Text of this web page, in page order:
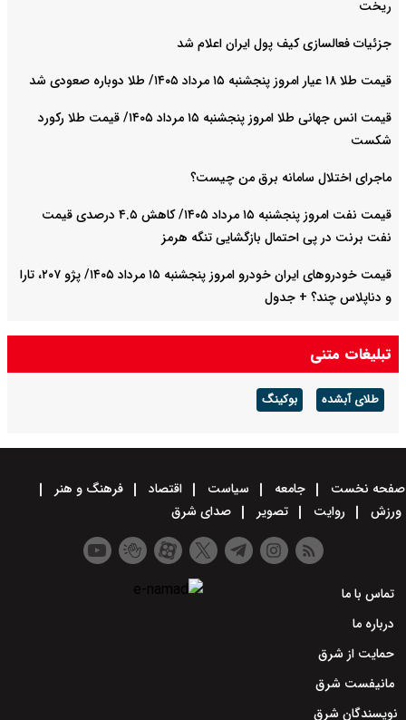
ریخت
جزئیات فعالسازی کیف پول ایران اعلام شد
قیمت طلا ۱۸ عیار امروز پنجشنبه ۱۵ مرداد ۱۴۰۵/ طلا دوباره صعودی شد
قیمت انس جهانی طلا امروز پنجشنبه ۱۵ مرداد ۱۴۰۵/ قیمت طلا رکورد
شکست
ماجرای اختلال سامانه برق من چیست؟
قیمت نفت امروز پنجشنبه ۱۵ مرداد ۱۴۰۵/ کاهش ۴.۵ درصدی قیمت
نفت برنت در پی احتمال بازگشایی تنگه هرمز
قیمت خودرو‌های ایران خودرو امروز پنجشنبه ۱۵ مرداد ۱۴۰۵/ پژو ۲۰۷، تارا
و دناپلاس چند؟ + جدول
قیمت خودرو‌های سایپا امروز پنجشنبه ۱۵ مرداد ۱۴۰۵/ شاهین، کوییک و
ساینا چند قیمت خورد؟+ جدول
تبلیغات متنی
طلای آبشده بوکینگ
صفحه نخست جامعه سیاست اقتصاد
فرهنگ و هنر
ورزش
روایت تصویر صدای شرق
تماس با ما
درباره ما
حمایت از شرق
مانیفست شرق
نویسندگان شرق